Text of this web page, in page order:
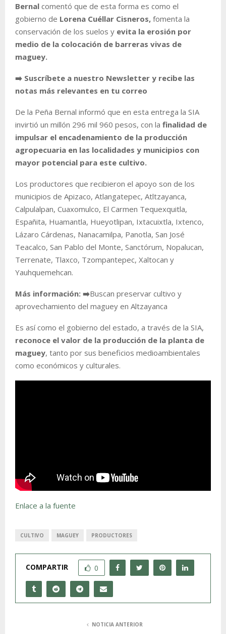
Bernal comentó que de esta forma es como el
gobierno de Lorena Cuéllar Cisneros, fomenta la
conservación de los suelos y evita la erosión por
medio de la colocación de barreras vivas de
maguey.
➡️ Suscríbete a nuestro Newsletter y recibe las
notas más relevantes en tu correo
De la Peña Bernal informó que en esta entrega la SIA
invirtió un millón 296 mil 960 pesos, con la finalidad de
impulsar el encadenamiento de la producción
agropecuaria en las localidades y municipios con
mayor potencial para este cultivo.
Los productores que recibieron el apoyo son de los
municipios de Apizaco, Atlangatepec, Atltzayanca,
Calpulalpan, Cuaxomulco, El Carmen Tequexquitla,
Españita, Huamantla, Hueyotlipan, Ixtacuixtla, Ixtenco,
Lázaro Cárdenas, Nanacamilpa, Panotla, San José
Teacalco, San Pablo del Monte, Sanctórum, Nopalucan,
Terrenate, Tlaxco, Tzompantepec, Xaltocan y
Yauhquemehcan.
Más información: ➡️Buscan preservar cultivo y
aprovechamiento del maguey en Altzayanca
Es así como el gobierno del estado, a través de la SIA,
reconoce el valor de la producción de la planta de
maguey, tanto por sus beneficios medioambientales
como económicos y culturales.
Enlace a la fuente
CULTIVO MAGUEY PRODUCTORES
COMPARTIR 0
NOTICIA ANTERIOR